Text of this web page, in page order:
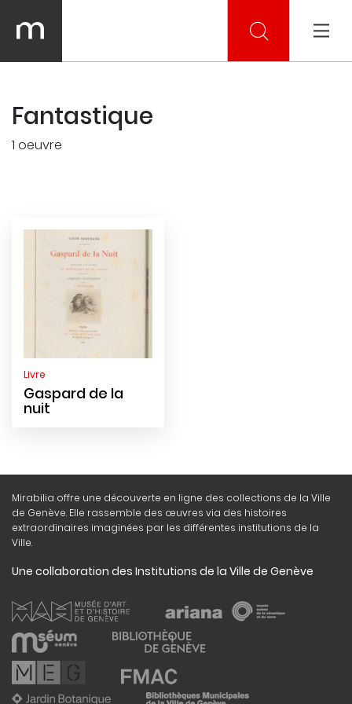
Fantastique
1 oeuvre
Livre
Gaspard de la
nuit
Mirabilia offre une découverte en ligne des collections de la Ville
de Genève. Elle rassemble des œuvres via des histoires
extraordinaires imaginées par les différentes institutions de la
Ville.
Une collaboration des Institutions de la Ville de Genève